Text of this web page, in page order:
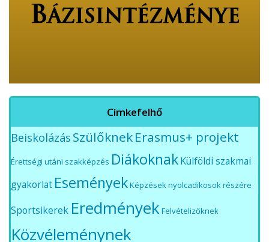
Címkefelhő
Beiskolázás SzülőknekErasmus+ projekt
Érettségi utáni szakképzés DiákoknakKülföldi szakmai
gyakorlat EseményekKépzések nyolcadikosok részére
Sportsikerek Eredmények Felvételizőknek
Közvéleménynek